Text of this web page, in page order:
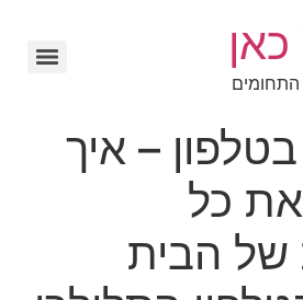
התחומים
– איך
כל
של הבית